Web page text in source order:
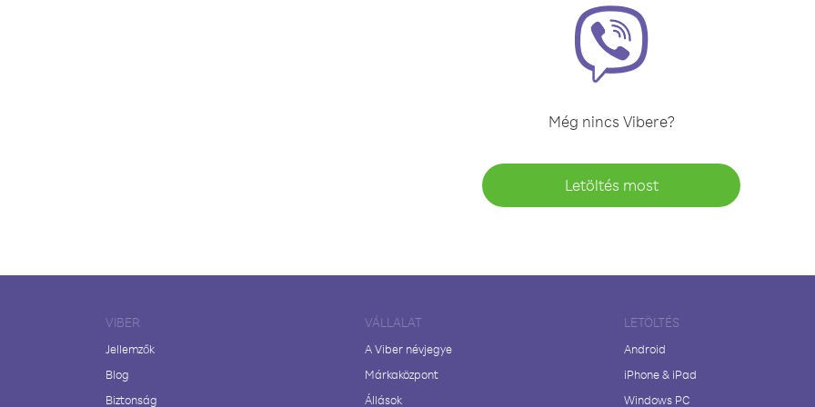
Még nincs Vibere?
Letöltés most
VIBER
Jellemzők
Blog
Biztonság
VÁLLALAT
A Viber névjegye
Márkaközpont
Állások
LETÖLTÉS
Android
iPhone & iPad
Windows PC